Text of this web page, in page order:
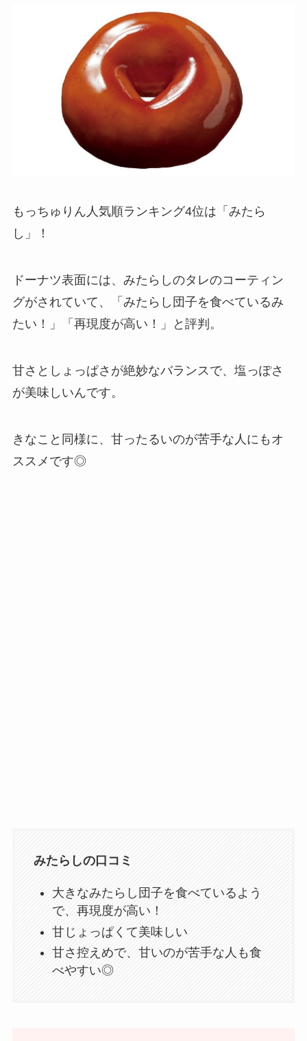
もっちゅりん人気順ランキング4位は「みたら
し」！
ドーナツ表面には、みたらしのタレのコーティン
グがされていて、「みたらし団子を食べているみ
たい！」「再現度が高い！」と評判。
甘さとしょっぱさが絶妙なバランスで、塩っぽさ
が美味しいんです。
きなこと同様に、甘ったるいのが苦手な人にもオ
ススメです◎
みたらしの口コミ
大きなみたらし団子を食べているよう
で、再現度が高い！
甘じょっぱくて美味しい
甘さ控えめで、甘いのが苦手な人も食
べやすい◎